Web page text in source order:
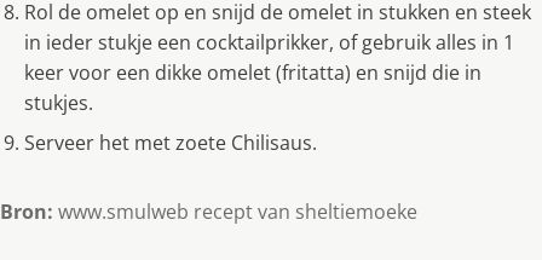
Rol de omelet op en snijd de omelet in stukken en steek
in ieder stukje een cocktailprikker, of gebruik alles in 1
keer voor een dikke omelet (fritatta) en snijd die in
stukjes.
Serveer het met zoete Chilisaus.
Bron: www.smulweb recept van sheltiemoeke